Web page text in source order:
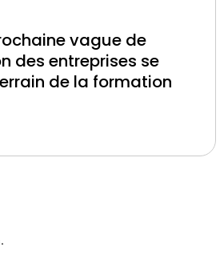
vague de
des entreprises se
de la formation